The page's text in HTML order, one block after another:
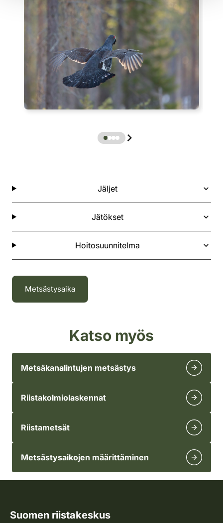
Jäljet
Jätökset
Hoitosuunnitelma
Metsästysaika
Katso myös
Metsäkanalintujen metsästys
Riistakolmiolaskennat
Riistametsät
Metsästysaikojen määrittäminen
Suomen riistakeskus